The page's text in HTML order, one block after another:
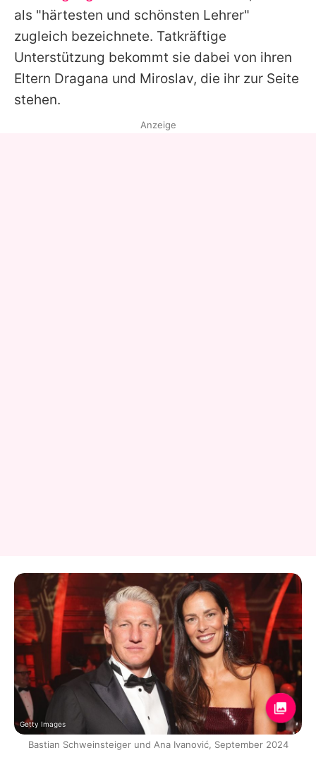
als "härtesten und schönsten Lehrer"
zugleich bezeichnete. Tatkräftige
Unterstützung bekommt sie dabei von ihren
Eltern Dragana und Miroslav, die ihr zur Seite
stehen.
Anzeige
Getty Images
Bastian Schweinsteiger und Ana Ivanović, September 2024